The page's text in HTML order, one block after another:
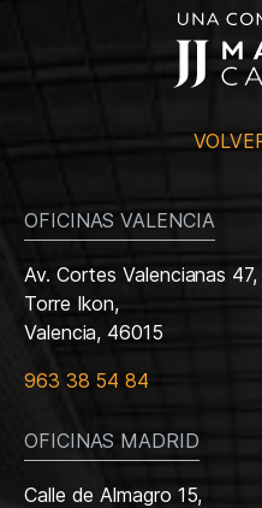
OFICINAS VALENCIA
Av. Cortes Valencianas 47,
Torre Ikon,
Valencia, 46015
963 38 54 84
OFICINAS MADRID
Calle de Almagro 15,